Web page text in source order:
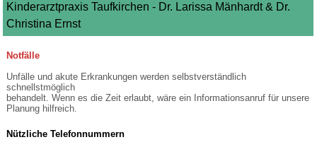
Kinderarztpraxis Taufkirchen - Dr. Larissa Mänhardt & Dr.
Christina Ernst
Notfälle
Unfälle und akute Erkrankungen werden selbstverständlich
schnellstmöglich
behandelt. Wenn es die Zeit erlaubt, wäre ein Informationsanruf für unsere
Planung hilfreich.
Nützliche Telefonnummern